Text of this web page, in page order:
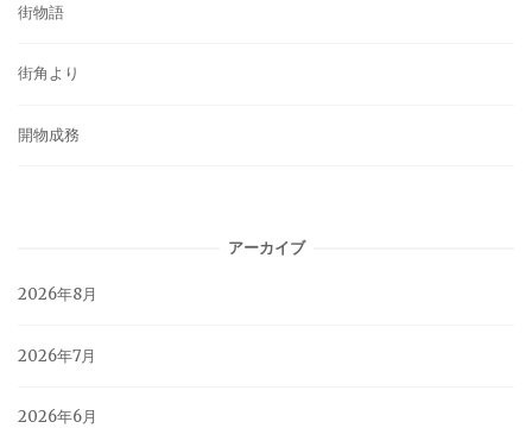
街物語
街角より
開物成務
アーカイブ
2026年8月
2026年7月
2026年6月